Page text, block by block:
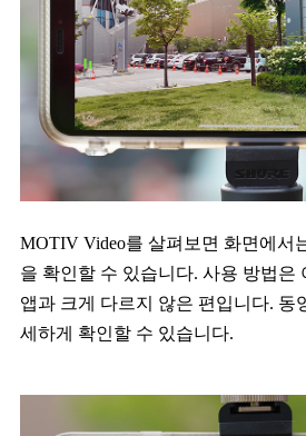
MOTIV Video를 살펴보면 화면에서
을 확인할 수 있습니다. 사용 방법은
앱과 크게 다르지 않은 편입니다. 동
세하게 확인할 수 있습니다.